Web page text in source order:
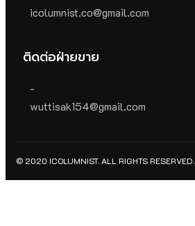
icolumnist.co@gmail.com
ติดต่อฝ่ายขาย
-
wuttisak154@gmail.com
© 2020 ICOLUMNIST. ALL RIGHTS RESERVED.